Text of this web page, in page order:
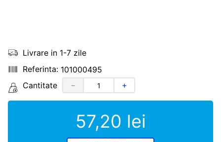
Livrare in 1-7 zile
101000495
Cantitate
＋
－
57,20 lei